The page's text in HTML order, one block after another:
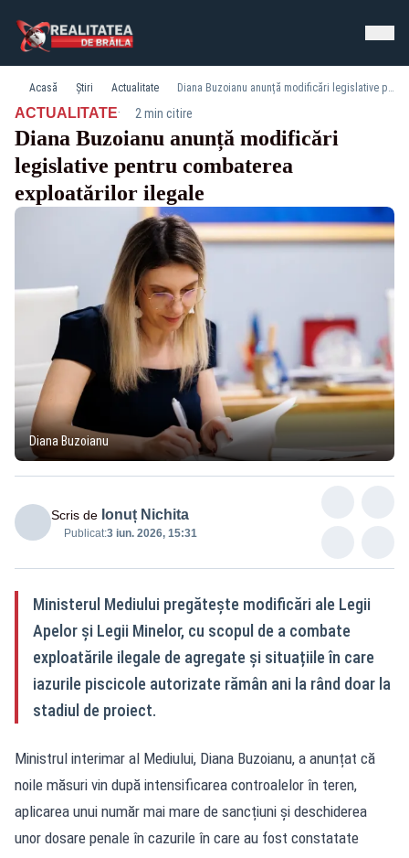
Acasă Știri Actualitate Diana Buzoianu anunță modificări legislative pentru combaterea exploatărilor ilegale
ACTUALITATE· 2 min citire
Diana Buzoianu anunță modificări
legislative pentru combaterea
exploatărilor ilegale
Diana Buzoianu
Scris de Ionuț Nichita
Publicat:3 iun. 2026, 15:31
Ministerul Mediului pregătește modificări ale Legii
Apelor și Legii Minelor, cu scopul de a combate
exploatările ilegale de agregate și situațiile în care
iazurile piscicole autorizate rămân ani la rând doar la
stadiul de proiect.
Ministrul interimar al Mediului, Diana Buzoianu, a anunțat că
noile măsuri vin după intensificarea controalelor în teren,
aplicarea unui număr mai mare de sancțiuni și deschiderea
unor dosare penale în cazurile în care au fost constatate